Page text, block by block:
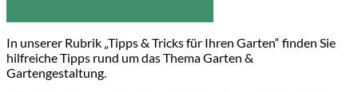
In unserer Rubrik „Tipps & Tricks für Ihren Garten“ finden Sie
hilfreiche Tipps rund um das Thema Garten &
Gartengestaltung.